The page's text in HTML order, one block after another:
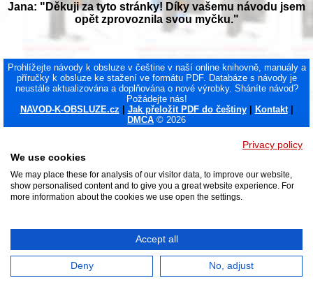
Jana: "Děkuji za tyto stránky! Díky vašemu návodu jsem
opět zprovoznila svou myčku."
Prohlížejte návody k obsluze v češtine v naší online knihovně, manuály a
příručky k obsluze ke stažení ve formátu PDF. Databáze s návody je
neustále aktualizována a doplňována o nové výrobky. Sháníte návod?
Požádejte nás!
NAVOD-K-OBSLUZE.cz
Jak přeložit PDF do češtiny| Kontakt
DMCA © 2026
Privacy policy
We use cookies
We may place these for analysis of our visitor data, to improve our website,
show personalised content and to give you a great website experience. For
more information about the cookies we use open the settings.
Accept all
Deny No, adjust